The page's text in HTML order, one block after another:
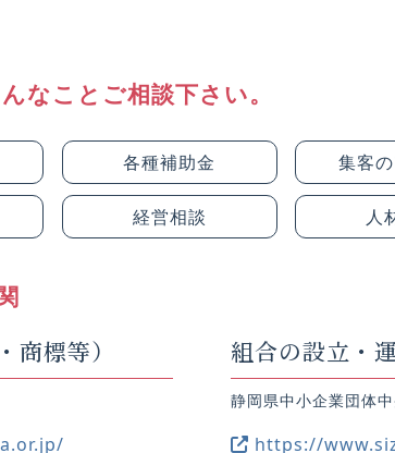
なことご相談下さい。
各種補助金 集客
経営相談 人
商標等） 組合の設立・
静岡県中小企業団体
https://